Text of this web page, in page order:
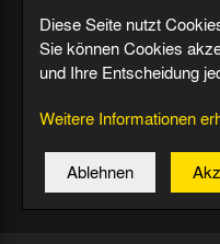
Diese Seite nutzt
Sie können Cookies
und Ihre Entscheidung
Weitere Informationen
Ablehnen